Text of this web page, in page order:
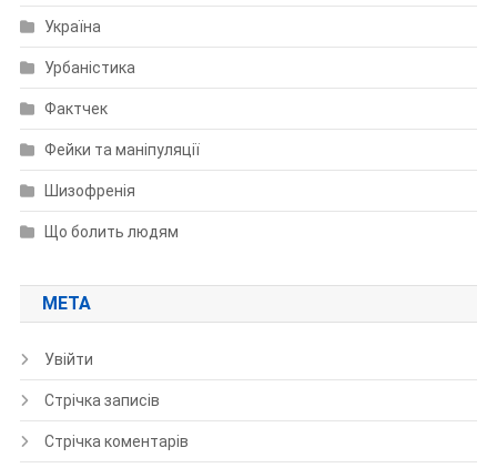
Україна
Урбаністика
Фактчек
Фейки та маніпуляції
Шизофренія
Що болить людям
МЕТА
Увійти
Стрічка записів
Стрічка коментарів